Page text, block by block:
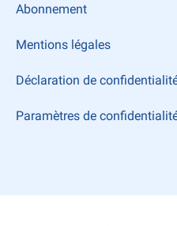
Abonnement
Mentions légales
Déclaration de
Paramètres de